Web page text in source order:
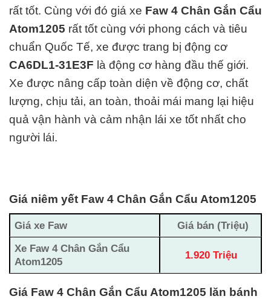
rất tốt. Cùng với đó giá xe Faw 4 Chân Gắn Cẩu
Atom1205 rất tốt cùng với phong cách và tiêu
chuẩn Quốc Tế, xe được trang bị động cơ
CA6DL1-31E3F là động cơ hàng đầu thế giới.
Xe được nâng cấp toàn diện về động cơ, chất
lượng, chịu tải, an toàn, thoải mái mang lại hiệu
quả vận hành và cảm nhận lái xe tốt nhất cho
người lái.
Giá niêm yết Faw 4 Chân Gắn Cẩu Atom1205
Giá xe Faw
Giá bán (Triệu)
Xe Faw 4 Chân Gắn Cẩu
Atom1205
1.920 Triệu
Giá Faw 4 Chân Gắn Cẩu Atom1205 lăn bánh